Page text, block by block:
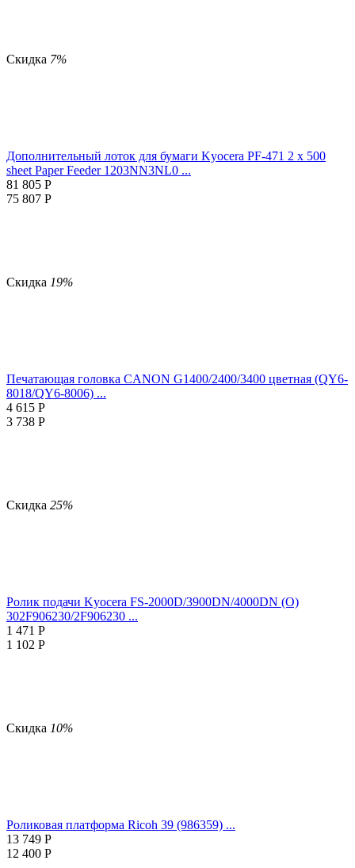
Скидка 7%
Дополнительный лоток для бумаги Kyocera PF-471 2 x 500
sheet Paper Feeder 1203NN3NL0 ...
81 805 Р
75 807 Р
Скидка 19%
Печатающая головка CANON G1400/2400/3400 цветная (QY6-
8018/QY6-8006) ...
4 615 Р
3 738 Р
Скидка 25%
Ролик подачи Kyocera FS-2000D/3900DN/4000DN (О)
302F906230/2F906230 ...
1 471 Р
1 102 Р
Скидка 10%
Роликовая платформа Ricoh 39 (986359) ...
13 749 Р
12 400 Р